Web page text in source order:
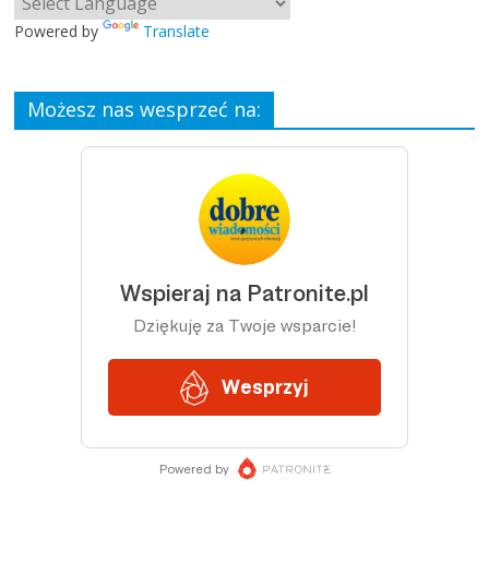
Powered by Translate
Możesz nas wesprzeć na: